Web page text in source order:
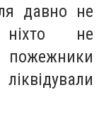
давно не
ніхто не
пожежники